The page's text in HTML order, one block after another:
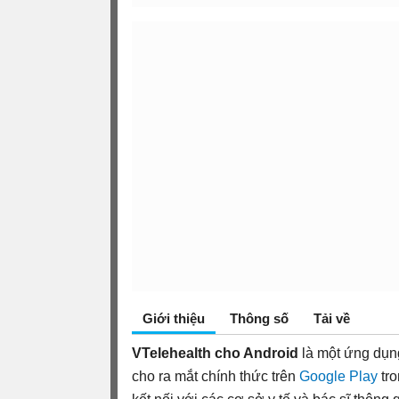
Giới thiệu Thông số Tải về
VTelehealth cho Android
là một ứng
cho ra mắt chính thức trên Google Play